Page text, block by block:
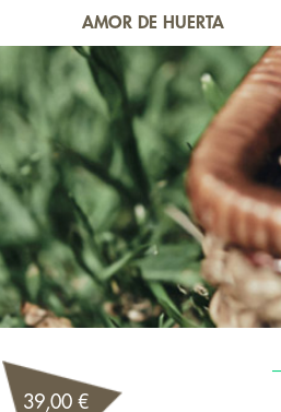
AMOR DE HUERTA
39,00 €